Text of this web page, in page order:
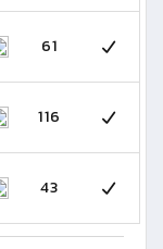
61
116
43